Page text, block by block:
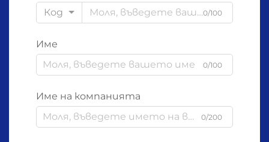
Код
0/100
Име
0/100
Име на компанията
0/200